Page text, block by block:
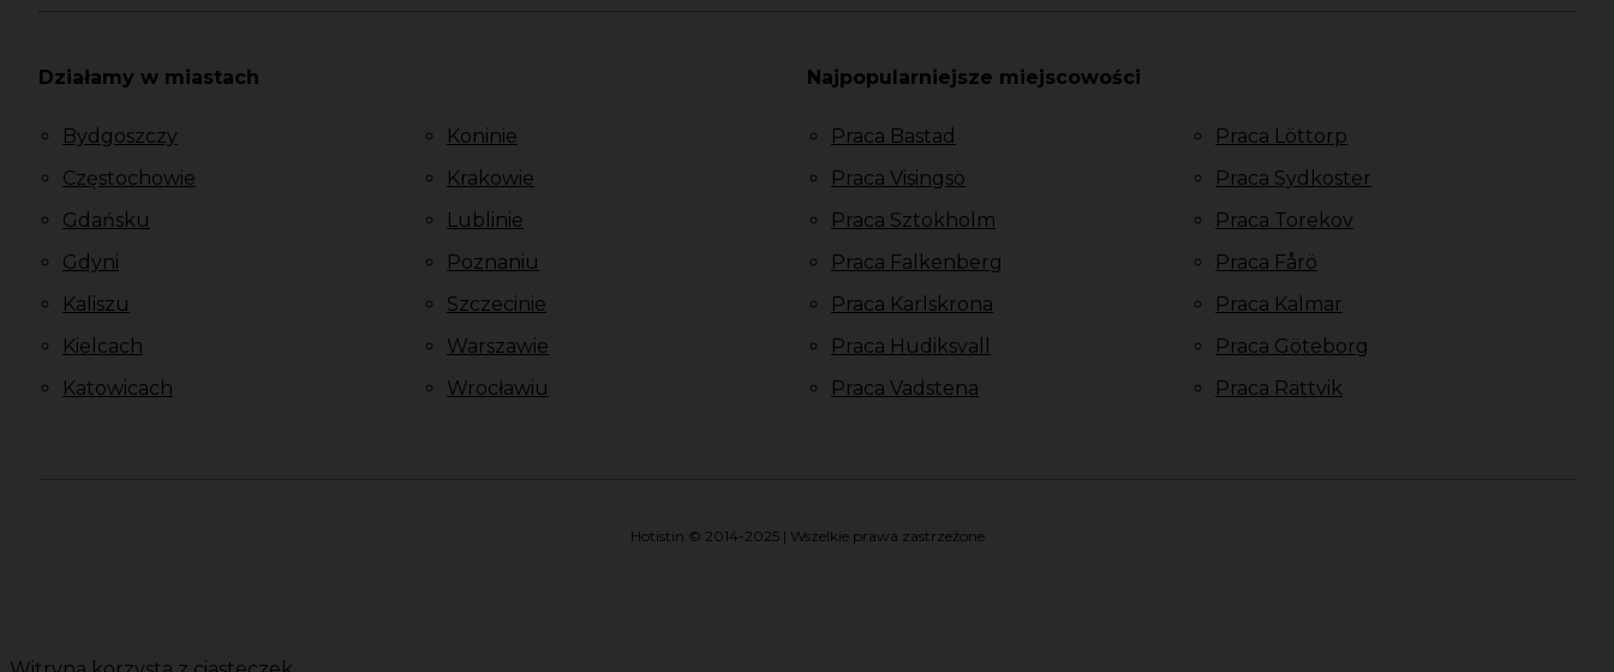
Działamy w miastach
Bydgoszczy
Częstochowie
Gdańsku
Gdyni
Kaliszu
Kielcach
Katowicach
Koninie
Krakowie
Lublinie
Poznaniu
Szczecinie
Warszawie
Wrocławiu
Najpopularniejsze miejscowości
Praca Bastad
Praca Visingsö
Praca Sztokholm
Praca Falkenberg
Praca Karlskrona
Praca Hudiksvall
Praca Vadstena
Praca Löttorp
Praca Sydkoster
Praca Torekov
Praca Fårö
Praca Kalmar
Praca Göteborg
Praca Rättvik
Hotistin © 2014-2025 | Wszelkie prawa zastrzeżone